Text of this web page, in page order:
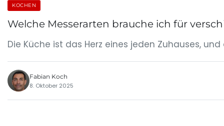
KOCHEN
Welche Messerarten brauche ich für
Die Küche ist das Herz eines jeden Zuhauses,
Fabian Koch
8. Oktober 2025